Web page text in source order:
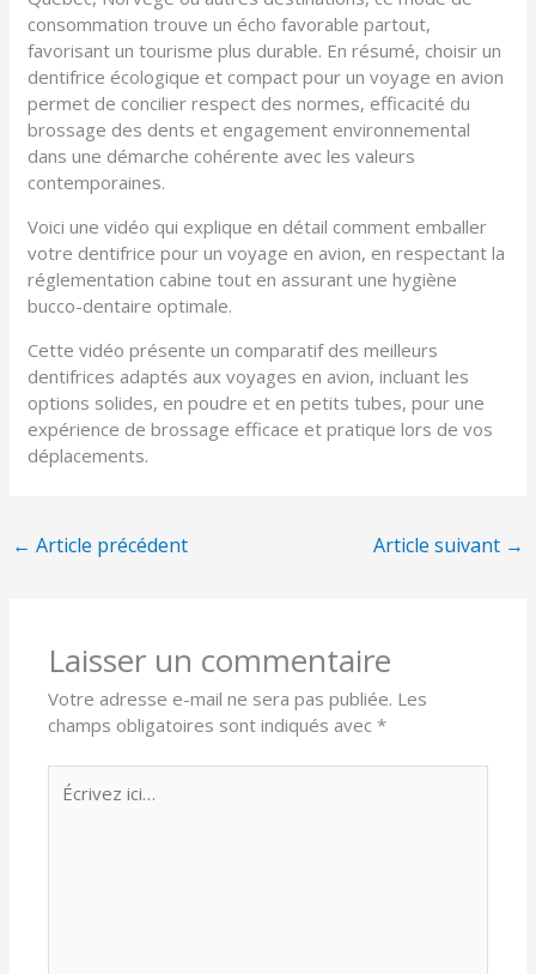
consommation trouve un écho favorable partout,
favorisant un tourisme plus durable. En résumé, choisir un
dentifrice écologique et compact pour un voyage en avion
permet de concilier respect des normes, efficacité du
brossage des dents et engagement environnemental
dans une démarche cohérente avec les valeurs
contemporaines.
Voici une vidéo qui explique en détail comment emballer
votre dentifrice pour un voyage en avion, en respectant la
réglementation cabine tout en assurant une hygiène
bucco-dentaire optimale.
Cette vidéo présente un comparatif des meilleurs
dentifrices adaptés aux voyages en avion, incluant les
options solides, en poudre et en petits tubes, pour une
expérience de brossage efficace et pratique lors de vos
déplacements.
← Article précédent Article suivant →
Laisser un commentaire
Votre adresse e-mail ne sera pas publiée. Les
champs obligatoires sont indiqués avec*
ici…